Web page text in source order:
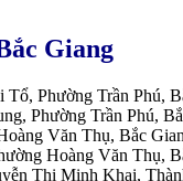
Giang
Tổ, Phường Trần Phú,
Phường Trần Phú,
Văn Thụ, Bắc
Hoàng Văn Thụ,
Thị Minh Khai,